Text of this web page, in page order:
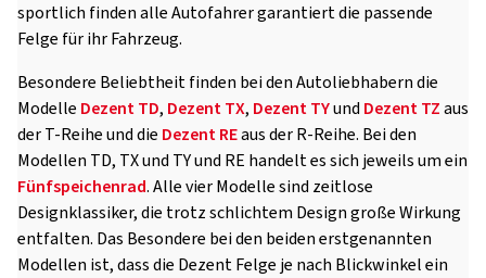
sportlich finden alle Autofahrer garantiert die passende
Felge für ihr Fahrzeug.
Besondere Beliebtheit finden bei den Autoliebhabern die
Modelle Dezent TD, Dezent TX, Dezent TYund Dezent TZaus
der T-Reihe und die Dezent REaus der R-Reihe. Bei den
Modellen TD, TX und TY und RE handelt es sich jeweils um ein
Fünfspeichenrad. Alle vier Modelle sind zeitlose
Designklassiker, die trotz schlichtem Design große Wirkung
entfalten. Das Besondere bei den beiden erstgenannten
Modellen ist, dass die Dezent Felge je nach Blickwinkel ein